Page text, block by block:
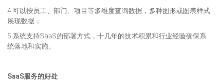
4.可以按员工、部门、项目等多维度查询数据，多种图形或图表样式
展现数据；
5.系统支持SaaS的部署方式，十几年的技术积累和行业经验确保系
统落地和实施。
SaaS服务的好处